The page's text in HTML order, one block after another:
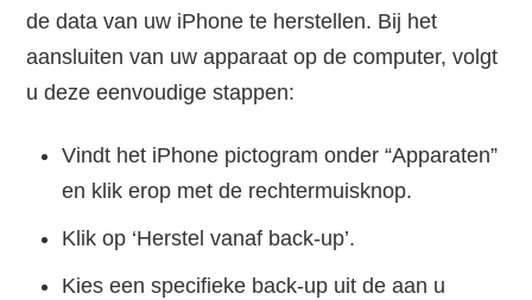
de data van uw iPhone te herstellen. Bij het
aansluiten van uw apparaat op de computer, volgt
u deze eenvoudige stappen:
Vindt het iPhone pictogram onder “Apparaten”
en klik erop met de rechtermuisknop.
Klik op ‘Herstel vanaf back-up’.
Kies een specifieke back-up uit de aan u